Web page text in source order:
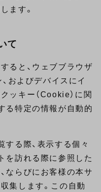
ます。
て
ると、ウェブブラウザ
およびデバイスにイ
ッキー（Cookie）に関
る特定の情報が自動的
する際、表示する個々
を訪れる際に参照した
ならびにお客様の本サ
集します。この自動